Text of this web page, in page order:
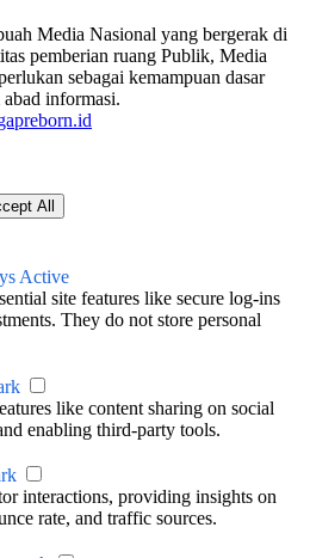
Media Nasional yang bergerak di
pemberian ruang Publik, Media
sebagai kemampuan dasar
informasi.
All
Active
site features like secure log-ins
They do not store personal
like content sharing on social
enabling third-party tools.
interactions, providing insights on
rate, and traffic sources.